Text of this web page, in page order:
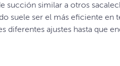
succión similar a otros
suele ser el más eficiente
diferentes ajustes hasta que